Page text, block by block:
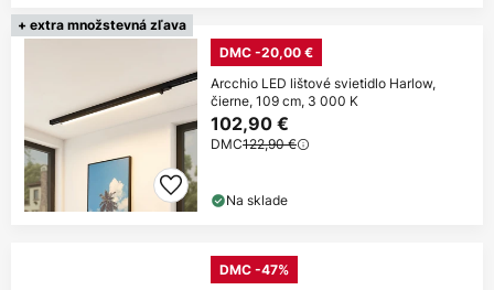
+ extra množstevná zľava
DMC -20,00 €
Arcchio LED lištové svietidlo Harlow,
čierne, 109 cm, 3 000 K
102,90 €
DMC122,90 €
Na sklade
DMC -47%